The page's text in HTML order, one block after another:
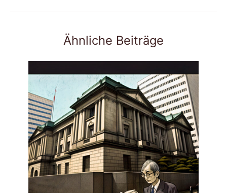
Ähnliche Beiträge